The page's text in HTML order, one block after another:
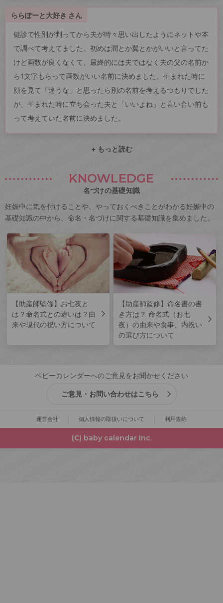
ららぽーと大好き さん
健診で性別が判ってから夫が時々思い出したようにネットや本
で調べて考えてました。初めは潤とか翼とかがいいと言ってた
けど画数が良くなくて、最終的には夫ではなく夫の父の名前か
ら1文字もらって画数がいい名前に決めました。生まれた時に
顔を見て「違うな」と思ったら別の名前を考えるつもりでした
が、生まれた時に立ち会った夫と「いいよね」と言い合い前も
って考えていた名前に決めました。
+ もっと読む
KNOWLEDGE
名づけの基礎知識
妊娠中に気を付けることや、やっておくべきことがわかる妊娠中の
基礎知識の中から、命名・名づけに関する基礎知識を集めました。
【助産師監修】お七夜と
は？命名式との違いは？由
来や現代の祝い方について
【助産師監修】命名書の書
き方は？ 命名式（お七
夜）の由来や食事、内祝い
の選び方について
ベビーカレンダーへのご意見をお聞かせください
ご意見・お問い合わせはこちら
運営会社 個人情報の取扱いについて 利用規約
(C) baby calendar Inc.